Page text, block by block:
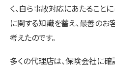
く、自ら事故対応にあたることに
に関する知識を蓄え、最善のお
考えたのです。
多くの代理店は、保険会社に